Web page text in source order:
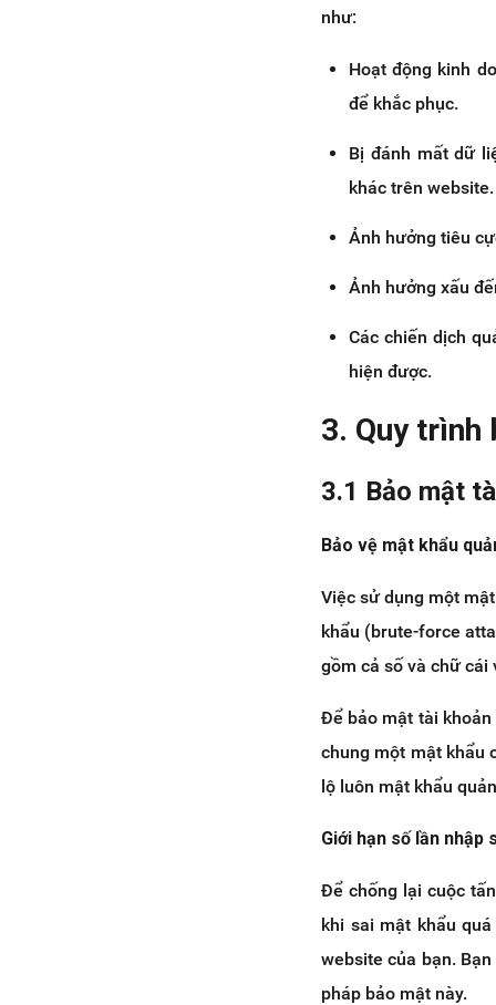
như:
Hoạt động kinh
để khắc phục.
Bị đánh mất dữ
khác trên website.
Ảnh hưởng tiêu
Ảnh hưởng xấu
Các chiến dịch
hiện được.
3. Quy trình
3.1 Bảo mật
Bảo vệ mật khẩu
Việc sử dụng một
khẩu (brute-force
gồm cả số và chữ cái
Để bảo mật tài
chung một mật khẩu
lộ luôn mật khẩu
Giới hạn số lần nhập
Để chống lại cuộc
khi sai mật khẩu
website của bạn.
pháp bảo mật này.